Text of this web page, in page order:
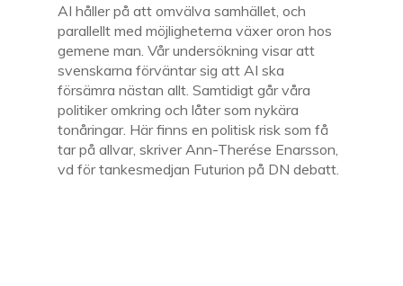
AI håller på att omvälva samhället, och
parallellt med möjligheterna växer oron hos
gemene man. Vår undersökning visar att
svenskarna förväntar sig att AI ska
försämra nästan allt. Samtidigt går våra
politiker omkring och låter som nykära
tonåringar. Här finns en politisk risk som få
tar på allvar, skriver Ann-Therése Enarsson,
vd för tankesmedjan Futurion på DN debatt.